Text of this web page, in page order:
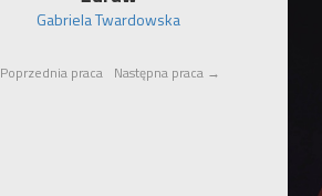
Gabriela Twardowska
Poprzednia praca Następna praca →